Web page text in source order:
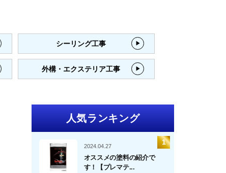
シーリング工事
外構・エクステリア工事
人気ランキング
2024.04.27
オススメの塗料の紹介で
す！【プレマテ...